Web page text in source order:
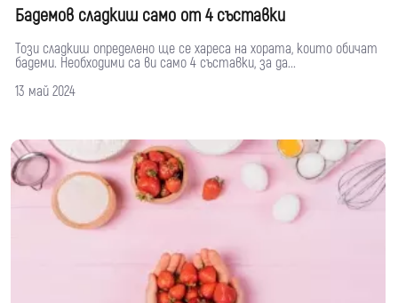
Бадемов сладкиш само от 4 съставки
Този сладкиш определено ще се хареса на хората, които обичат
бадеми. Необходими са ви само 4 съставки, за да...
13 май 2024